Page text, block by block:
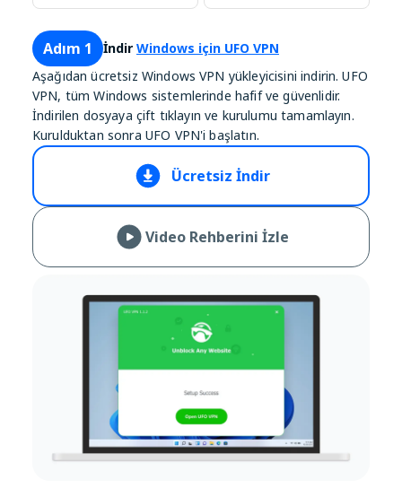
Adım 1 İndir Windows için UFO VPN
Aşağıdan ücretsiz Windows VPN yükleyicisini indirin. UFO
VPN, tüm Windows sistemlerinde hafif ve güvenlidir.
İndirilen dosyaya çift tıklayın ve kurulumu tamamlayın.
Kurulduktan sonra UFO VPN'i başlatın.
Ücretsiz İndir
Video Rehberini İzle